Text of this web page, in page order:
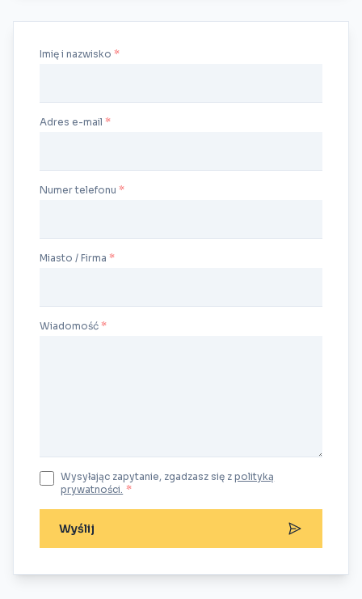
Wiadomość
Imię i nazwisko
Adres e-mail
Numer telefonu
Miasto / Firma
Wysyłając zapytanie, zgadzasz się zpolityką
prywatności. *
Wyślij